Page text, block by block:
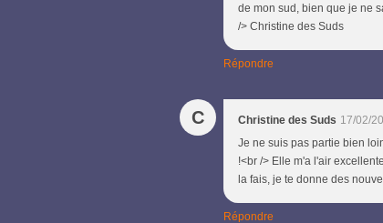
de mon sud, bien que je ne
/> Christine des Suds
Répondre
C Christine des Suds 17/02/
Je ne suis pas partie bien
!<br /> Elle m'a l'air
la fais, je te donne des
Répondre